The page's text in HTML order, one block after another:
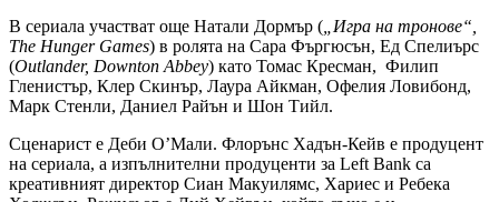
В сериала участват още Натали Дормър ( „Игра на тронове“,
The Hunger Games) в ролята на Сара Фъргюсън, Ед Спелиърс
(Outlander, Downton Abbey) като Томас Кресман, Филип
Гленистър, Клер Скинър, Лаура Айкман, Офелия Ловибонд,
Марк Стенли, Даниел Райън и Шон Тийл.
Сценарист е Деби О’Мали. Флорънс Хадън-Кейв е продуцент
на сериала, а изпълнителни продуценти за Left Bank са
креативният директор Сиан Макуилямс, Хариес и Ребека